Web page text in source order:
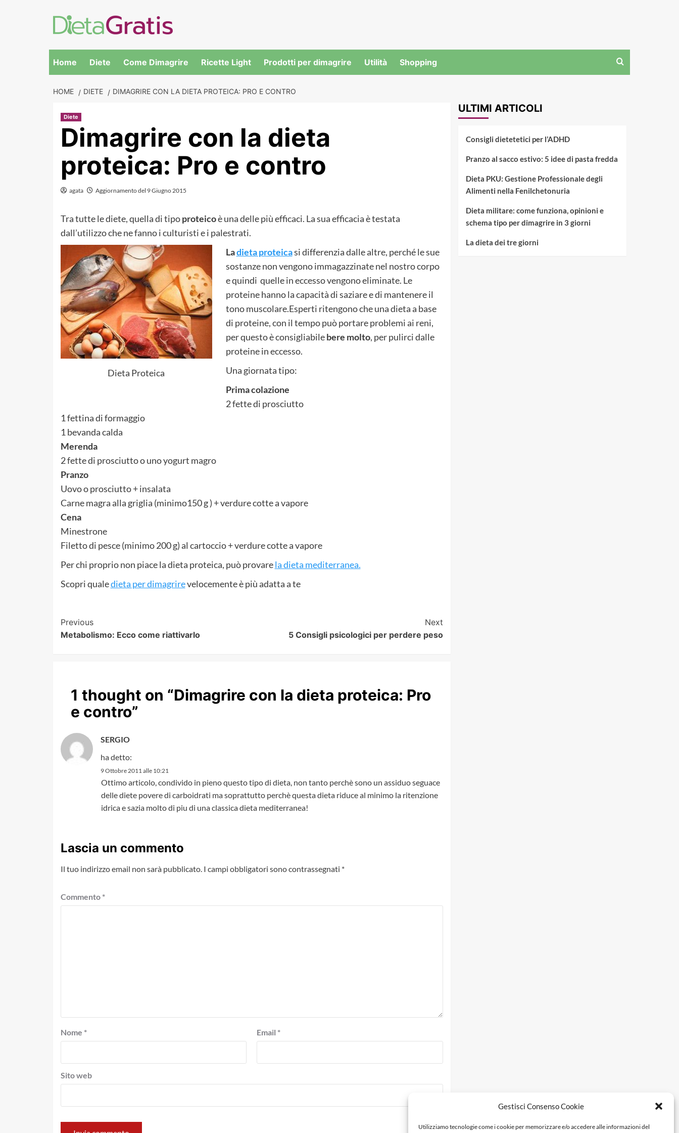
Gestisci Consenso Cookie
Utilizziamo tecnologie come i cookie per memorizzare e/o accedere alle informazioni del
to
content
Home Diete Come Dimagrire Ricette Light Prodotti per dimagrire Utilità Shopping
HOME DIETE DIMAGRIRE CON LA DIETA PROTEICA: PRO E CONTRO
Diete
Dimagrire con la dieta
proteica: Pro e contro
agata Aggiornamento del 9 Giugno 2015
Tra tutte le diete, quella di tipoproteicoè una delle più efficaci. La sua efficacia è testata
dall’utilizzo che ne fanno i culturisti e i palestrati.
Dieta Proteica
Ladieta proteicasi differenzia dalle altre, perché le sue
sostanze non vengono immagazzinate nel nostro corpo
e quindi quelle in eccesso vengono eliminate. Le
proteine hanno la capacità di saziare e di mantenere il
tono muscolare.Esperti ritengono che una dieta a base
di proteine, con il tempo può portare problemi ai reni,
per questo è consigliabilebere molto, per pulirci dalle
proteine in eccesso.
Una giornata tipo:
Prima colazione
2 fette di prosciutto
1 fettina di formaggio
1 bevanda calda
Merenda
2 fette di prosciutto o uno yogurt magro
Pranzo
Uovo o prosciutto + insalata
Carne magra alla griglia (minimo150 g ) + verdure cotte a vapore
Cena
Minestrone
Filetto di pesce (minimo 200 g) al cartoccio + verdure cotte a vapore
Per chi proprio non piace la dieta proteica, può provarela dieta mediterranea.
Scopri qualedieta per dimagrirevelocemente è più adatta a te
Post
Navigation
Previous
Metabolismo: Ecco come riattivarlo
Next
5 Consigli psicologici per perdere peso
1 thought on “Dimagrire con la dieta proteica: Pro
e contro”
SERGIO
ha detto:
9 Ottobre 2011 alle 10:21
Ottimo articolo, condivido in pieno questo tipo di dieta, non tanto perchè sono un assiduo seguace
delle diete povere di carboidrati ma soprattutto perchè questa dieta riduce al minimo la ritenzione
idrica e sazia molto di piu di una classica dieta mediterranea!
Lascia un commento
Il tuo indirizzo email non sarà pubblicato. I campi obbligatori sono contrassegnati *
Commento *
Nome * Email *
Sito web
ULTIMI ARTICOLI
Consigli dietetetici per l’ADHD
Pranzo al sacco estivo: 5 idee di pasta fredda
Dieta PKU: Gestione Professionale degli
Alimenti nella Fenilchetonuria
Dieta militare: come funziona, opinioni e
schema tipo per dimagrire in 3 giorni
La dieta dei tre giorni